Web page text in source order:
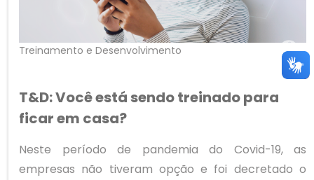
Treinamento e Desenvolvimento
T&D: Você está sendo treinado para
ficar em casa?
Neste período de pandemia do Covid-19, as
empresas não tiveram opção e foi decretado o